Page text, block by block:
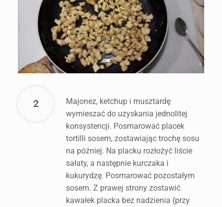
2
Majonez, ketchup i musztardę
wymieszać do uzyskania jednolitej
konsystencji. Posmarować placek
tortilli sosem, zostawiając trochę sosu
na później. Na placku rozłożyć liście
sałaty, a następnie kurczaka i
kukurydzę. Posmarować pozostałym
sosem. Z prawej strony zostawić
kawałek placka bez nadzienia (przy